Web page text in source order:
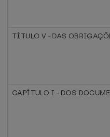
TÍTULO V - DAS
CAPÍTULO I - DOS